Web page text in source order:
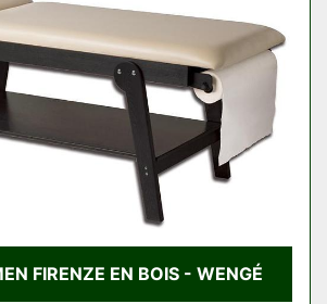
FIRENZE EN BOIS - WENGÉ